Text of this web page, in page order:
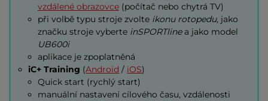
vzdálené obrazovce(počítač nebo chytrá TV)
při volbě typu stroje zvolte ikonu rotopedu,jako
značku stroje vyberte inSPORTlinea jako model
UB600i
aplikace je zpoplatněná
iC+ Training (Android / iOS)
Quick start (rychlý start)
manuální nastavení cílového času, vzdálenosti